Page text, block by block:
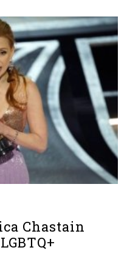
Chastain